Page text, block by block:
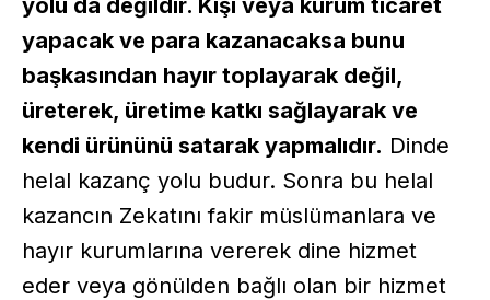
yapacak ve para kazanacaksa bunu
başkasından hayır toplayarak değil,
üreterek, üretime katkı sağlayarak ve
kendi ürününü satarak yapmalıdır. Dinde
helal kazanç yolu budur. Sonra bu helal
kazancın Zekatını fakir müslümanlara ve
hayır kurumlarına vererek dine hizmet
eder veya gönülden bağlı olan bir hizmet